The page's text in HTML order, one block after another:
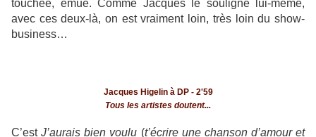
touchée, émue. Comme Jacques le souligne lui-même,
avec ces deux-là, on est vraiment loin, très loin du show-
business…
Jacques Higelin à DP - 2'59
Tous les artistes doutent...
C’estJ’aurais bien voulu (t’écrire une chanson d’amour et